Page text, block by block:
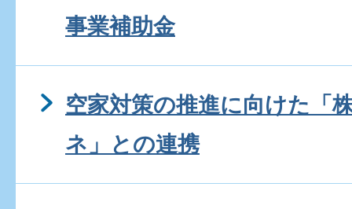
事業補助金
空家対策の推進に向けた「
ネ」との連携